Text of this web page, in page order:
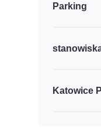
Parking
Katowice